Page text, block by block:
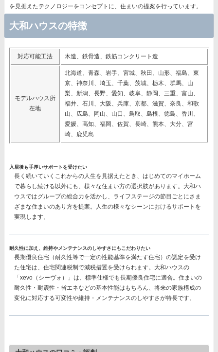
を見据えたテクノロジーをコンセプトに、住まいの提案を行っています。
大和ハウスの特徴
対応可能工法 木造、鉄骨造、鉄筋コンクリート造
モデルハウス所
在地
北海道、青森、岩手、宮城、秋田、山形、福島、東
京、神奈川、埼玉、千葉、茨城、栃木、群馬、山
梨、新潟、長野、愛知、岐阜、静岡、三重、富山、
福井、石川、大阪、兵庫、京都、滋賀、奈良、和歌
山、広島、岡山、山口、鳥取、島根、徳島、香川、
愛媛、高知、福岡、佐賀、長崎、熊本、大分、宮
崎、鹿児島
入居後も手厚いサポートを受けたい
長く続いていくこれからの人生を見据えたとき、はじめてのマイホーム
で暮らし続ける以外にも、様々な住まい方の選択肢があります。大和ハ
ウスではグループの総合力を活かし、ライフステージの節目ごとにさま
ざまな住まいのあり方を提案。人生の様々なシーンにおけるサポートを
実現します。
耐久性に加え、維持やメンテナンスのしやすさにもこだわりたい
長期優良住宅（耐久性等で一定の性能基準を満たす住宅）の認定を受け
た住宅は、住宅関連税制で減税措置を受けられます。大和ハウスの
「xevo（シーヴォ）」は、標準仕様でも長期優良住宅に適合。住まいの
耐久性・耐震性・省エネなどの基本性能はもちろん、将来の家族構成の
変化に対応する可変性や維持・メンテナンスのしやすさが特長です。